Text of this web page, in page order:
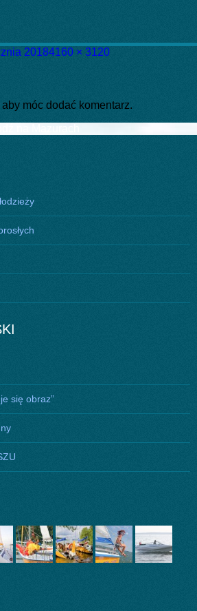
2018Pełny
4160 × 3120
aby móc dodać komentarz.
się obraz”